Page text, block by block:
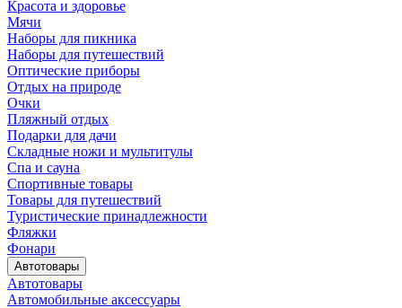
Красота и здоровье
Мячи
Наборы для пикника
Наборы для путешествий
Оптические приборы
Отдых на природе
Очки
Пляжный отдых
Подарки для дачи
Складные ножи и мультитулы
Спа и сауна
Спортивные товары
Товары для путешествий
Туристические принадлежности
Фляжки
Фонари
Автотовары
Автотовары
Автомобильные аксессуары